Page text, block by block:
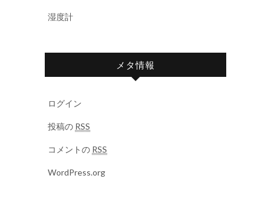
湿度計
メタ情報
ログイン
投稿の RSS
コメントの RSS
WordPress.org